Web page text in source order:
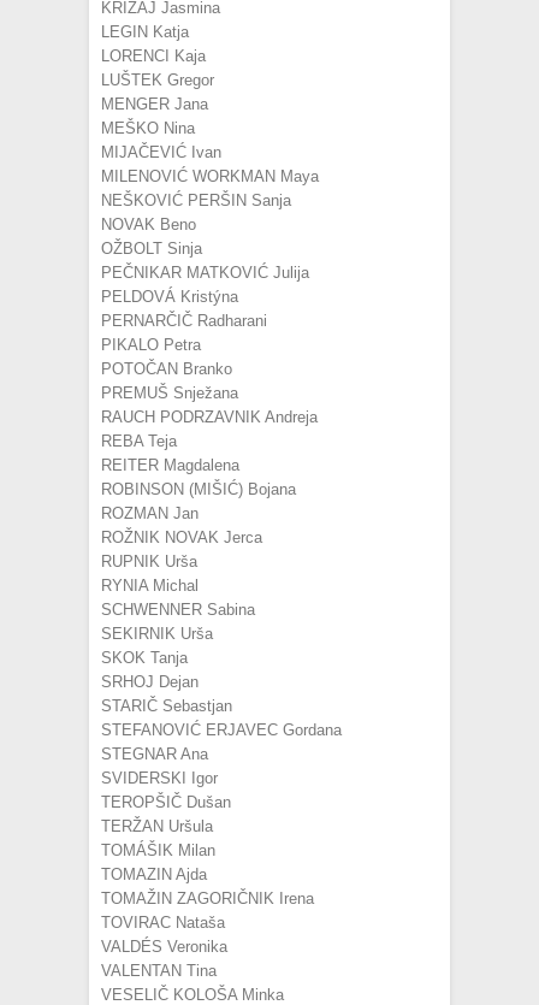
KRIŽAJ Jasmina
LEGIN Katja
LORENCI Kaja
LUŠTEK Gregor
MENGER Jana
MEŠKO Nina
MIJAČEVIĆ Ivan
MILENOVIĆ WORKMAN Maya
NEŠKOVIĆ PERŠIN Sanja
NOVAK Beno
OŽBOLT Sinja
PEČNIKAR MATKOVIĆ Julija
PELDOVÁ Kristýna
PERNARČIČ Radharani
PIKALO Petra
POTOČAN Branko
PREMUŠ Snježana
RAUCH PODRZAVNIK Andreja
REBA Teja
REITER Magdalena
ROBINSON (MIŠIĆ) Bojana
ROZMAN Jan
ROŽNIK NOVAK Jerca
RUPNIK Urša
RYNIA Michal
SCHWENNER Sabina
SEKIRNIK Urša
SKOK Tanja
SRHOJ Dejan
STARIČ Sebastjan
STEFANOVIĆ ERJAVEC Gordana
STEGNAR Ana
SVIDERSKI Igor
TEROPŠIČ Dušan
TERŽAN Uršula
TOMÁŠIK Milan
TOMAZIN Ajda
TOMAŽIN ZAGORIČNIK Irena
TOVIRAC Nataša
VALDÉS Veronika
VALENTAN Tina
VESELIČ KOLOŠA Minka